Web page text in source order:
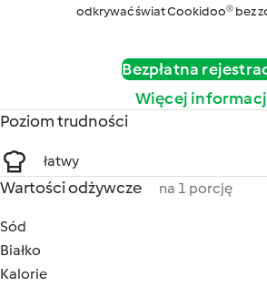
odkrywać świat Cookidoo® bez
Bezpłatna
Więcej
Poziom trudności
łatwy
Wartości odżywcze na 1 porcję
Sód
Białko
Kalorie